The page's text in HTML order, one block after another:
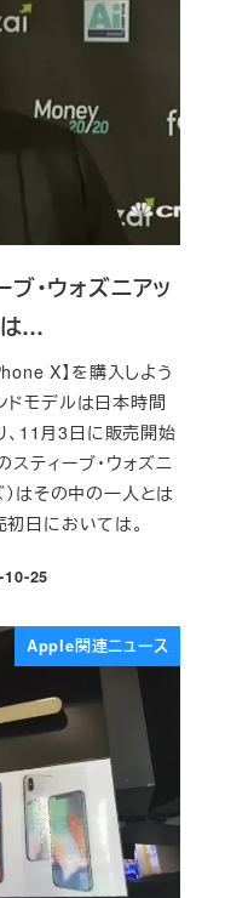
・ウォズニアッ
は…
X】を購入しよう
ドモデルは日本時間
11月3日に販売開始
ティーブ・ウォズニ
はその中の一人とは
初日においては。
10-25
Apple関連ニュース